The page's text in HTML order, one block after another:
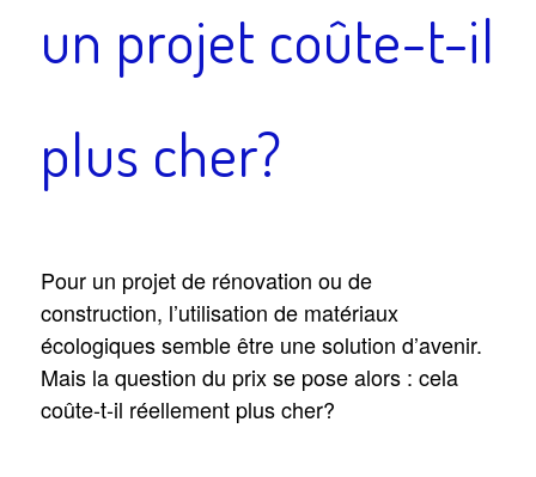
un projet coûte-t-il
plus cher?
Pour un projet de rénovation ou de
construction, l’utilisation de matériaux
écologiques semble être une solution d’avenir.
Mais la question du prix se pose alors : cela
coûte-t-il réellement plus cher?